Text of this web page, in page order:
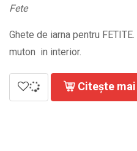
Fete
Ghete de iarna pentru
muton in interior.
Citește